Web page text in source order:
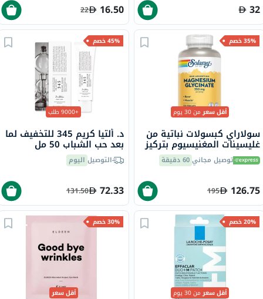
32
16.50
22
35% خصم
أقل سعرمن 30 يوم
سولاراي كبسولات نباتية من
غليسينات المغنيسيوم بتركيز
350 ملجم لصحة العظام
والعضلات حزمة من 120
توصيل مجاني60 دقيقة
126.75
195
45% خصم
+9000 طلب
د. ألتيا كريم 345 للتخفيف لما
بعد حب الشباب 50 مل
التوصيل اليوم
72.33
131.50
20% خصم
أقل سعرمن 30 يوم
30% خصم
أقل سعر